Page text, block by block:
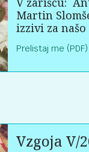
Martin
izzivi za našo
Prelistaj me (PDF)
Vzgoja V/